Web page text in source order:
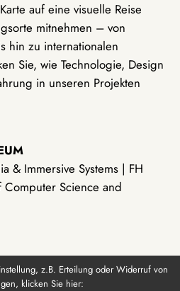
auf eine visuelle Reise
mitnehmen – von
hin zu internationalen
Sie, wie Technologie, Design
in unseren Projekten
& Immersive Systems | FH
Computer Science and
z.B. Erteilung oder Widerruf von
klicken Sie hier: